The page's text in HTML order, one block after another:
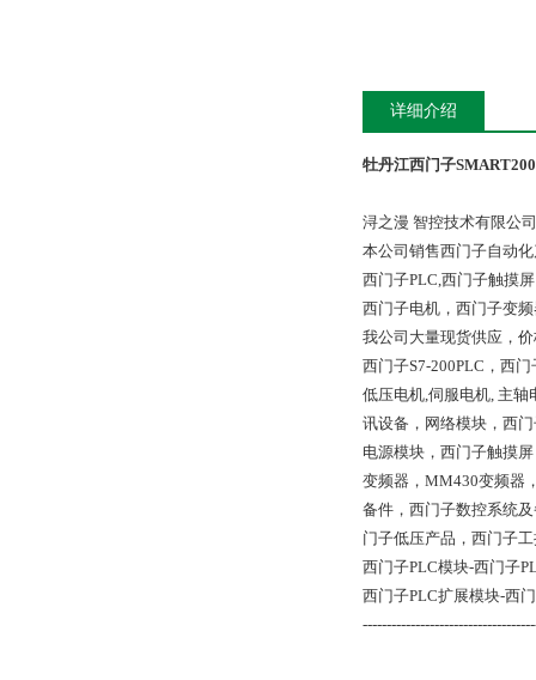
详细介绍
牡丹江西门子
浔之漫 智控技术有限公
本公司销售西门子自动
西门子PLC,西门子触摸
西门子电机，西门子变
我公司大量现货供应，
西门子S7-200PLC，西
低压电机,伺服电机, 主
讯设备，网络模块，西
电源模块，西门子触摸
变频器，MM430变频器
备件，西门子数控系统
门子低压产品，西门子
西门子PLC模块-西门子
西门子PLC扩展模块-西